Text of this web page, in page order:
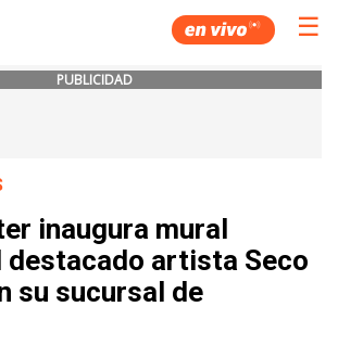
☰
PUBLICIDAD
inaugura mural
destacado artista Seco
su sucursal de